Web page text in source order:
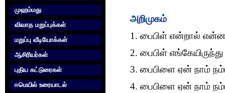
முஹம்மது
விவாத மறுப்புக்கள்
மறுப்பு வீடியோக்கள்
ஆசிரியர்கள்
புதிய கட்டுரைகள்
ஈமெயில் உரையாடல்
அறிமுகம்
1. பைபிள் என்றால்
2. பைபிள்
3. பைபிளை ஏன் நாம்
4. பைபிளை ஏன் நாம்